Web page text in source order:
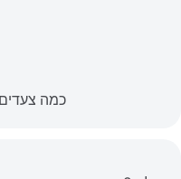
כמה